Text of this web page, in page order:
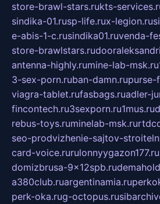
store-brawl-stars.rukts-
sindika-01.rusp-life.rux-legion.ru
e-abis-1-c.rusindika01.ruvenda-
store-brawlstars.ru
antenna-highly.rumine-lab-msk.ru
3-sex-porn.ruban-damn.rupurse-
viagra-tablet.rufasbags.ruadler-
fincontech.ru3sexporn.ru1mus.ru
rebus-toys.ruminelab-msk.ru
seo-prodvizhenie-sajtov-
card-voice.rurulonnyygazon177.ru
domizbrusa-9x12spb.ru
a380club.ruargentinamia.ru
perk-oka.rug-octopus.ru